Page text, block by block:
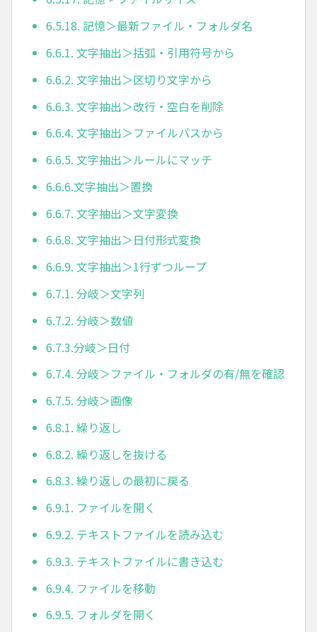
6.5.18. 記憶＞最新ファイル・フォルダ名
6.6.1. 文字抽出＞括弧・引用符号から
6.6.2. 文字抽出＞区切り文字から
6.6.3. 文字抽出＞改行・空白を削除
6.6.4. 文字抽出＞ファイルパスから
6.6.5. 文字抽出＞ルールにマッチ
6.6.6.文字抽出＞置換
6.6.7. 文字抽出＞文字変換
6.6.8. 文字抽出＞日付形式変換
6.6.9. 文字抽出＞1行ずつループ
6.7.1. 分岐＞文字列
6.7.2. 分岐＞数値
6.7.3.分岐＞日付
6.7.4. 分岐＞ファイル・フォルダの有/無を確認
6.7.5. 分岐＞画像
6.8.1. 繰り返し
6.8.2. 繰り返しを抜ける
6.8.3. 繰り返しの最初に戻る
6.9.1. ファイルを開く
6.9.2. テキストファイルを読み込む
6.9.3. テキストファイルに書き込む
6.9.4. ファイルを移動
6.9.5. フォルダを開く